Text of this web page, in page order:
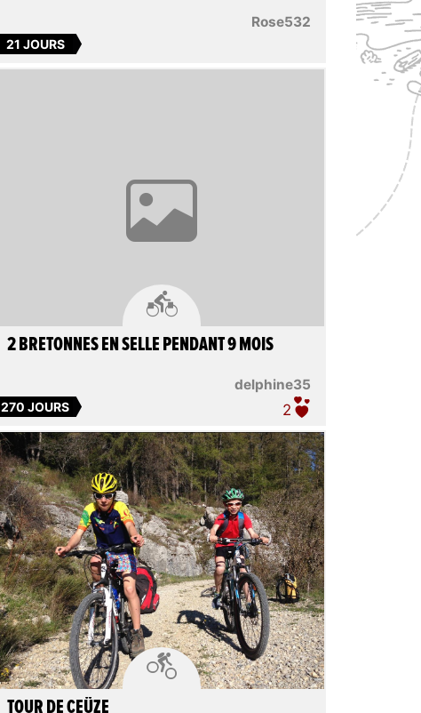
Rose532
21 JOURS

delphine35
2 BRETONNES EN SELLE PENDANT 9 MOIS
270 JOURS 2

TOUR DE CEÜZE